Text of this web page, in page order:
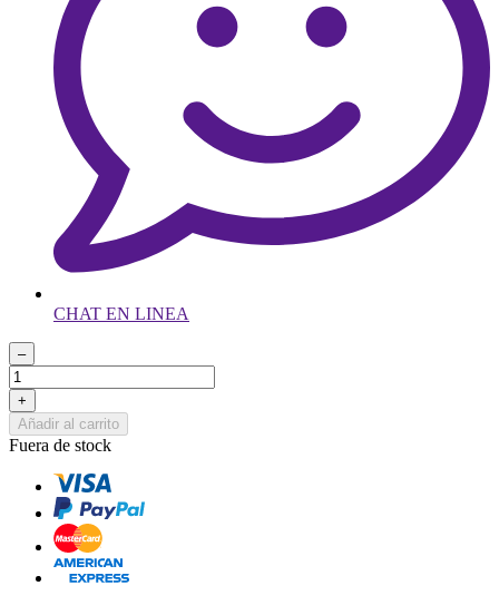
CHAT EN LINEA
–
+
Añadir al carrito
Fuera de stock